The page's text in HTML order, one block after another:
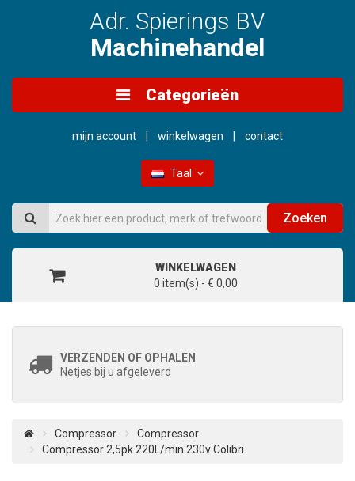
Adr. Spierings BV
Machinehandel
Categorieën
mijn account winkelwagen contact
Taal
Zoeken
WINKELWAGEN
0 item(s) - € 0,00
VERZENDEN OF OPHALEN
Netjes bij u afgeleverd
Compressor
Compressor
Compressor 2,5pk 220L/min 230v Colibri